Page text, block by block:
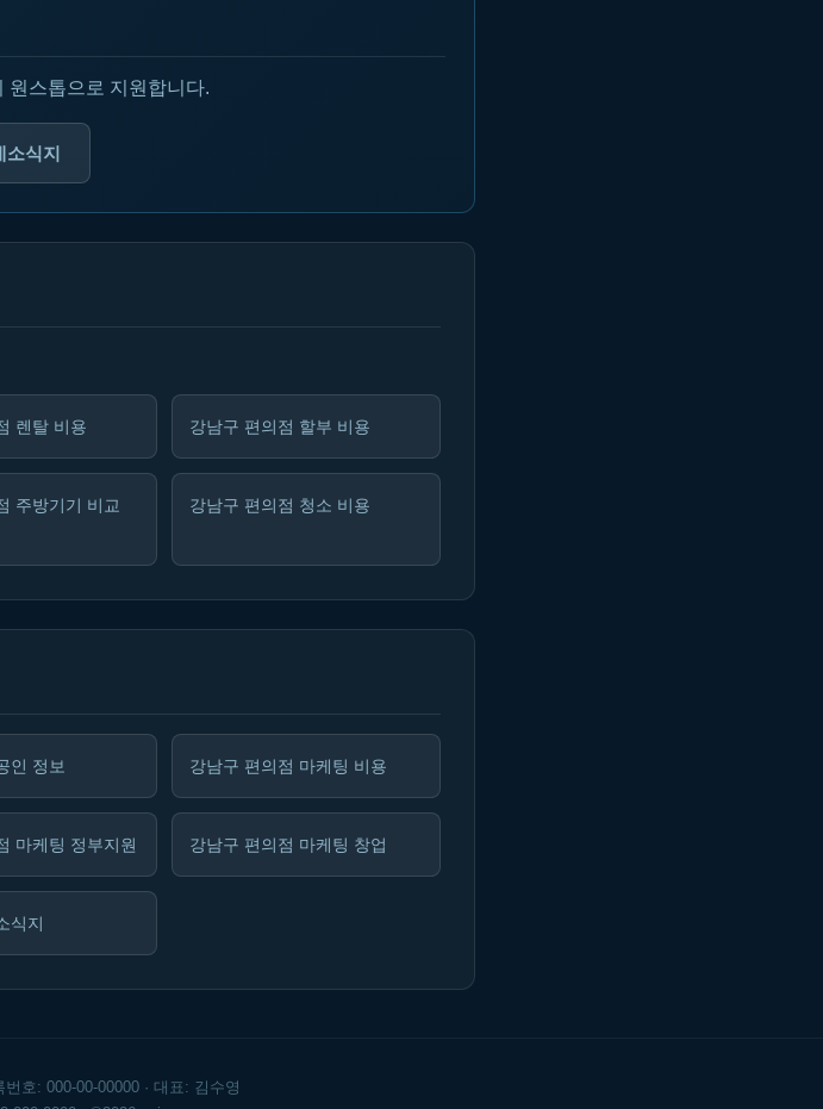
원스톱으로 지원합니다.
식지
렌탈 비용 강남구 편의점 할부 비용
주방기기 비교 강남구 편의점 청소 비용
인 정보 강남구 편의점 마케팅 비용
마케팅 정부지원 강남구 편의점 마케팅 창업
식지
호: 000-00-00000 · 대표: 김수영